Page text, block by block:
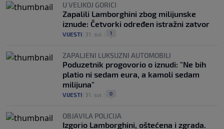
U VELIKOJ GORICI
Zapalili Lamborghini zbog milijunske
iznude: Četvorki određen istražni zatvor
VIJESTI 31. svi. 1
ZAPALJENI LUKSUZNI AUTOMOBILI
Poduzetnik progovorio o iznudi: "Ne bih
platio ni sedam eura, a kamoli sedam
milijuna"
VIJESTI 31. svi. 0
OBJAVILA POLICIJA
Izgorio Lamborghini, oštećena i zgrada.